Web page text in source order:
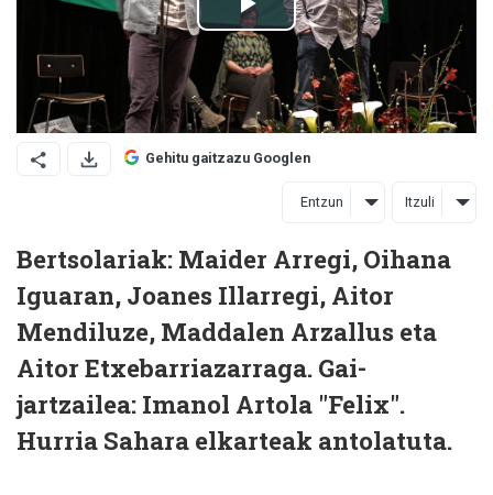
Gehitu gaitzazu Googlen
Entzun Itzuli
Bertsolariak: Maider Arregi, Oihana
Iguaran, Joanes Illarregi, Aitor
Mendiluze, Maddalen Arzallus eta
Aitor Etxebarriazarraga. Gai-
jartzailea: Imanol Artola "Felix".
Hurria Sahara elkarteak antolatuta.